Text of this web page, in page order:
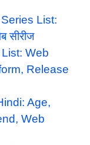
List:
सीरीज
Web
Release
Age,
Web